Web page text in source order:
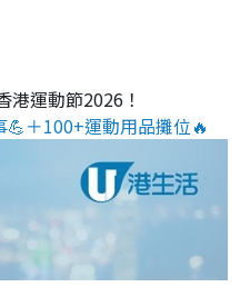
港運動節2026！
＋100+運動用品攤位🔥